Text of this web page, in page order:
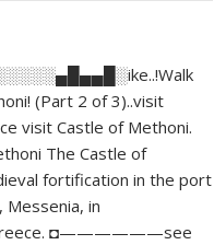
(Part 2 of 3)..visit
visit Castle of Methoni.
The Castle of
fortification in the port
in
◘——————see